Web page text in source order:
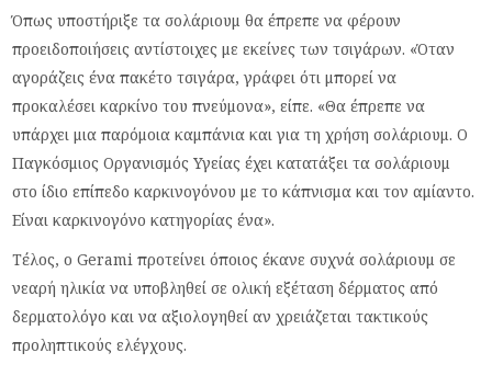
Όπως υποστήριξε τα σολάριουμ θα έπρεπε να φέρουν
προειδοποιήσεις αντίστοιχες με εκείνες των τσιγάρων. «Όταν
αγοράζεις ένα πακέτο τσιγάρα, γράφει ότι μπορεί να
προκαλέσει καρκίνο του πνεύμονα», είπε. «Θα έπρεπε να
υπάρχει μια παρόμοια καμπάνια και για τη χρήση σολάριουμ. Ο
Παγκόσμιος Οργανισμός Υγείας έχει κατατάξει τα σολάριουμ
στο ίδιο επίπεδο καρκινογόνου με το κάπνισμα και τον αμίαντο.
Είναι καρκινογόνο κατηγορίας ένα».
Τέλος, ο Gerami προτείνει όποιος έκανε συχνά σολάριουμ σε
νεαρή ηλικία να υποβληθεί σε ολική εξέταση δέρματος από
δερματολόγο και να αξιολογηθεί αν χρειάζεται τακτικούς
προληπτικούς ελέγχους.